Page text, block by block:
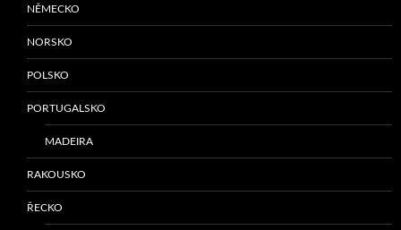
NĚMECKO
NORSKO
POLSKO
PORTUGALSKO
MADEIRA
RAKOUSKO
ŘECKO